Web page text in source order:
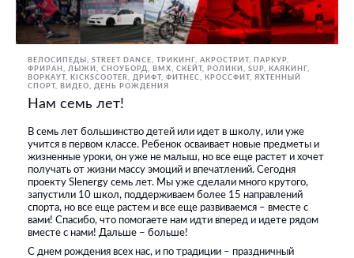
ВЕЛОСИПЕДЫ STREET DANCE
ТРИКИНГ, АКРОСТРИТ, ПАРКУР,
ФРИРАН
ЛЫЖИ, СНОУБОРД BMX, СКЕЙТ, РОЛИКИ SUP
КАЯКИНГ
ВОРКАУТ
KICKSCOOTER ДРИФТ ФИТНЕС, КРОССФИТ
ЯХТЕННЫЙ
СПОРТ
ВИДЕО ДЕНЬ РОЖДЕНИЯ
Нам семь лет!
В семь лет большинство детей или идет в школу, или уже
учится в первом классе. Ребенок осваивает новые предметы и
жизненные уроки, он уже не малыш, но все еще растет и хочет
получать от жизни массу эмоций и впечатлений. Сегодня
проекту Slenergy семь лет. Мы уже сделали много крутого,
запустили 10 школ, поддерживаем более 15 направлений
спорта, но все еще растем и все еще развиваемся – вместе с
вами! Спасибо, что помогаете нам идти вперед и идете рядом
вместе с нами! Дальше – больше!
С днем рождения всех нас, и по традиции – праздничный